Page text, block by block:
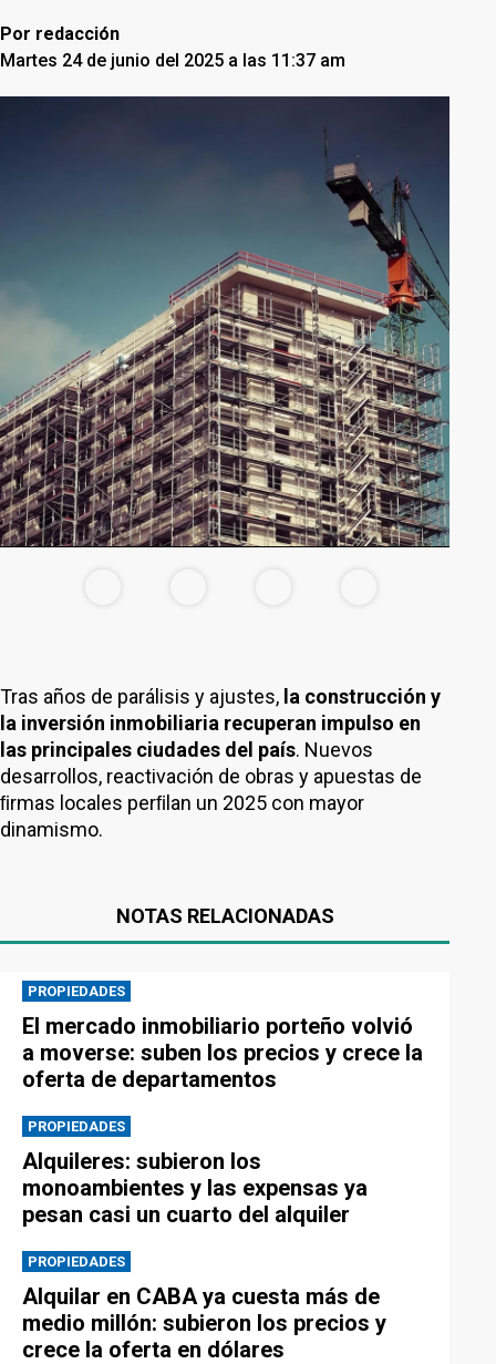
Por redacción
Martes 24 de junio del 2025 a las 11:37 am
Tras años de parálisis y ajustes, la construcción y
la inversión inmobiliaria recuperan impulso en
las principales ciudades del país. Nuevos
desarrollos, reactivación de obras y apuestas de
ﬁrmas locales perﬁlan un 2025 con mayor
dinamismo.
NOTAS RELACIONADAS
PROPIEDADES
El mercado inmobiliario porteño volvió
a moverse: suben los precios y crece la
oferta de departamentos
PROPIEDADES
Alquileres: subieron los
monoambientes y las expensas ya
pesan casi un cuarto del alquiler
PROPIEDADES
Alquilar en CABA ya cuesta más de
medio millón: subieron los precios y
crece la oferta en dólares